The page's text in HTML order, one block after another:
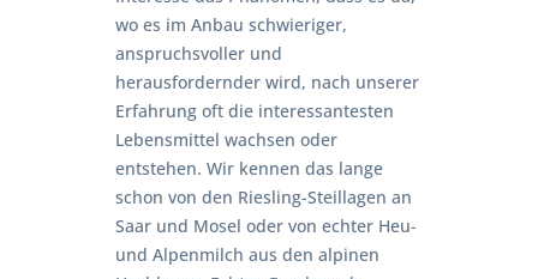
wo es im Anbau schwieriger,
anspruchsvoller und
herausfordernder wird, nach unserer
Erfahrung oft die interessantesten
Lebensmittel wachsen oder
entstehen. Wir kennen das lange
schon von den Riesling-Steillagen an
Saar und Mosel oder von echter Heu-
und Alpenmilch aus den alpinen